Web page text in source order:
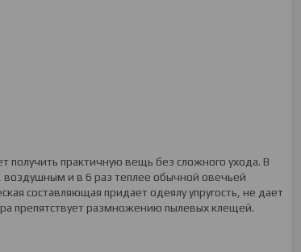
получить практичную вещь без сложного ухода. В
и в 6 раз теплее обычной овечьей
составляющая придает одеялу упругость, не дает
препятствует размножению пылевых клещей.